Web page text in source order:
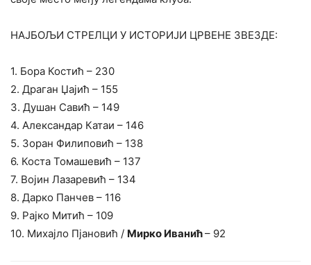
НАЈБОЉИ СТРЕЛЦИ У ИСТОРИЈИ ЦРВЕНЕ ЗВЕЗДЕ:
1. Бора Костић – 230
2. Драган Џајић – 155
3. Душан Савић – 149
4. Александар Катаи – 146
5. Зоран Филиповић – 138
6. Коста Томашевић – 137
7. Војин Лазаревић – 134
8. Дарко Панчев – 116
9. Рајко Митић – 109
10. Михајло Пјановић / Мирко Иванић– 92